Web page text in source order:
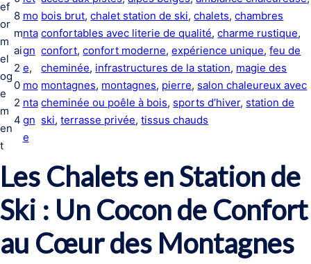
ef
or
m
el
og
e
m
en
t
8
m
ai
2
0
2
4
mo
nta
gn
e
mo
nta
gn
e
bois brut, chalet station de ski, chalets, chambres
confortables avec literie de qualité, charme rustique
confort, confort moderne, expérience unique, feu de
cheminée, infrastructures de la station, magie des
montagnes, montagnes, pierre, salon chaleureux avec
cheminée ou poêle à bois, sports d’hiver, station de
ski, terrasse privée, tissus chauds
Les Chalets en Station de
Ski : Un Cocon de Confort
au Cœur des Montagnes